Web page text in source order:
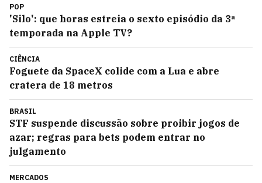
POP
'Silo': que horas estreia o sexto episódio da 3ª
temporada na Apple TV?
CIÊNCIA
Foguete da SpaceX colide com a Lua e abre
cratera de 18 metros
BRASIL
STF suspende discussão sobre proibir jogos de
azar; regras para bets podem entrar no
julgamento
MERCADOS